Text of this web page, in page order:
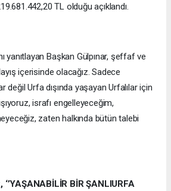
TL olduğu açıklandı.
yanıtlayan Başkan Gülpınar, şeffaf ve
içerisinde olacağız. Sadece
değil Urfa dışında yaşayan Urfalılar için
israfı engelleyeceğim,
zaten halkında bütün talebi
BİR ŞANLIURFA